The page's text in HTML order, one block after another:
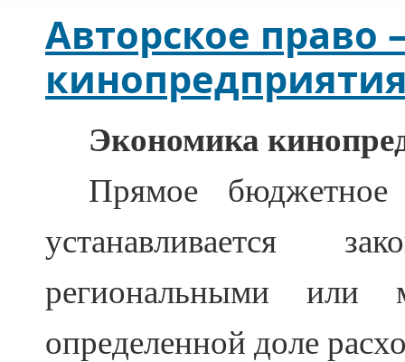
Авторское
Экономика
Прямое
устанавливается
региональными или
определенной доле